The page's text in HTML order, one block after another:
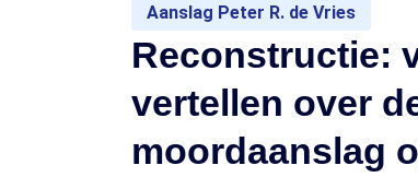
Aanslag Peter R. de Vries
Reconstructie:
vertellen over
moordaanslag